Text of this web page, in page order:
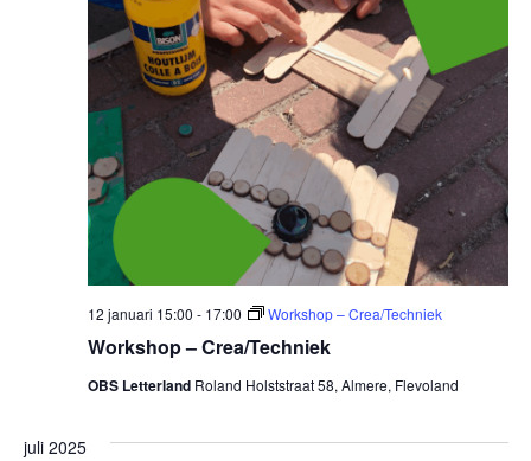
Workshop – Crea/Techniek
12 januari 15:00 - 17:00 Workshop – Crea/Techniek
OBS Letterland Roland Holststraat 58, Almere, Flevoland
juli 2025